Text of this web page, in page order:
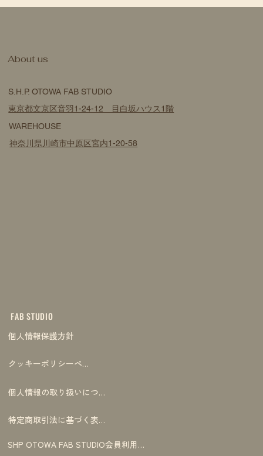
FAB STUDIO
個人情報保護方針
クッキーポリシーページ
個人情報の取り扱いについて
特定商取引法に基づく表記
SHP OTOWA FAB STUDIO会員利用規約
S.H.P. OTOWA FAB STUDIO
東京都文京区音羽1-24-12 目白坂ハウス1階
WAREHOUSE
神奈川県川崎市中原区宮内1-20-58
​About us